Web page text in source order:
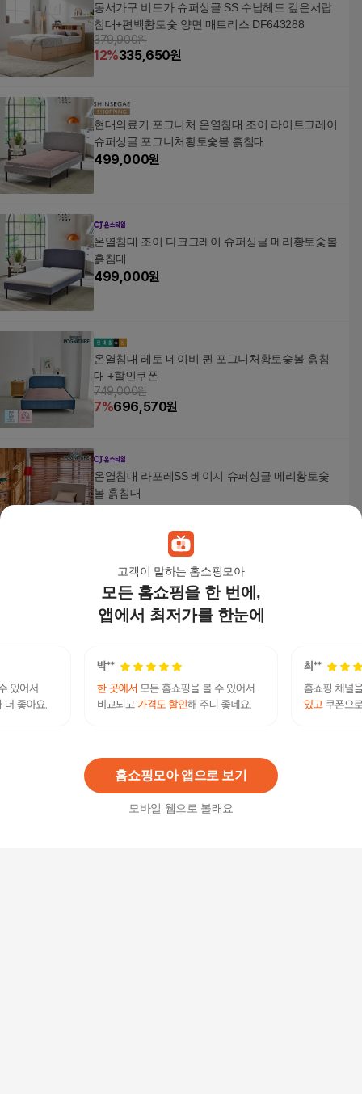
고객이 말하는 홈쇼핑모아
모든 홈쇼핑을 한 번에,
앱에서 최저가를 한눈에
홈쇼핑모아 앱으로 보기
모바일 웹으로 볼래요
동서가구 비드가 슈퍼싱글 SS 수납헤드 깊은서랍
침대+편백황토숯 양면 매트리스 DF643288
379,900원
12%335,650원
현대의료기 포그니처 온열침대 조이 라이트그레이
슈퍼싱글 포그니처황토숯볼 흙침대
499,000원
온열침대 조이 다크그레이 슈퍼싱글 메리황토숯볼
흙침대
499,000원
온열침대 레토 네이비 퀸 포그니처황토숯볼 흙침
대 +할인쿠폰
749,000원
7%696,570원
온열침대 라포레SS 베이지 슈퍼싱글 메리황토숯
볼 흙침대
온열침대 레토 화이트 퀸 컴포트황토숯볼 흙침대
+할인쿠폰
749,000원
[탑펠리즈]제이슨 헤드 확장형 참숯 황토볼침대Q